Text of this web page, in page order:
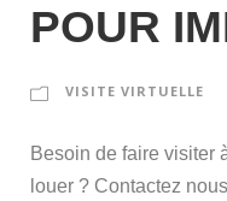
POUR
VISITE VIRTUELLE
Besoin de faire visiter
louer ? Contactez